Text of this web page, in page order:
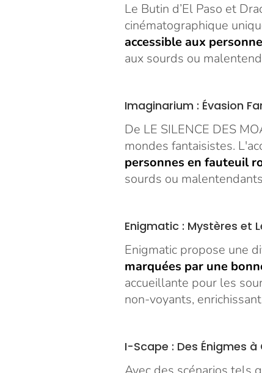
Le Butin d’El Paso et
cinématographique
accessible aux
aux sourds ou
Imaginarium : Évasion
De LE SILENCE DES
mondes fantaisistes.
personnes en fauteuil
sourds ou
Enigmatic : Mystères et
Enigmatic propose une
marquées par une
accueillante pour les
non-voyants,
I-Scape : Des Énigmes